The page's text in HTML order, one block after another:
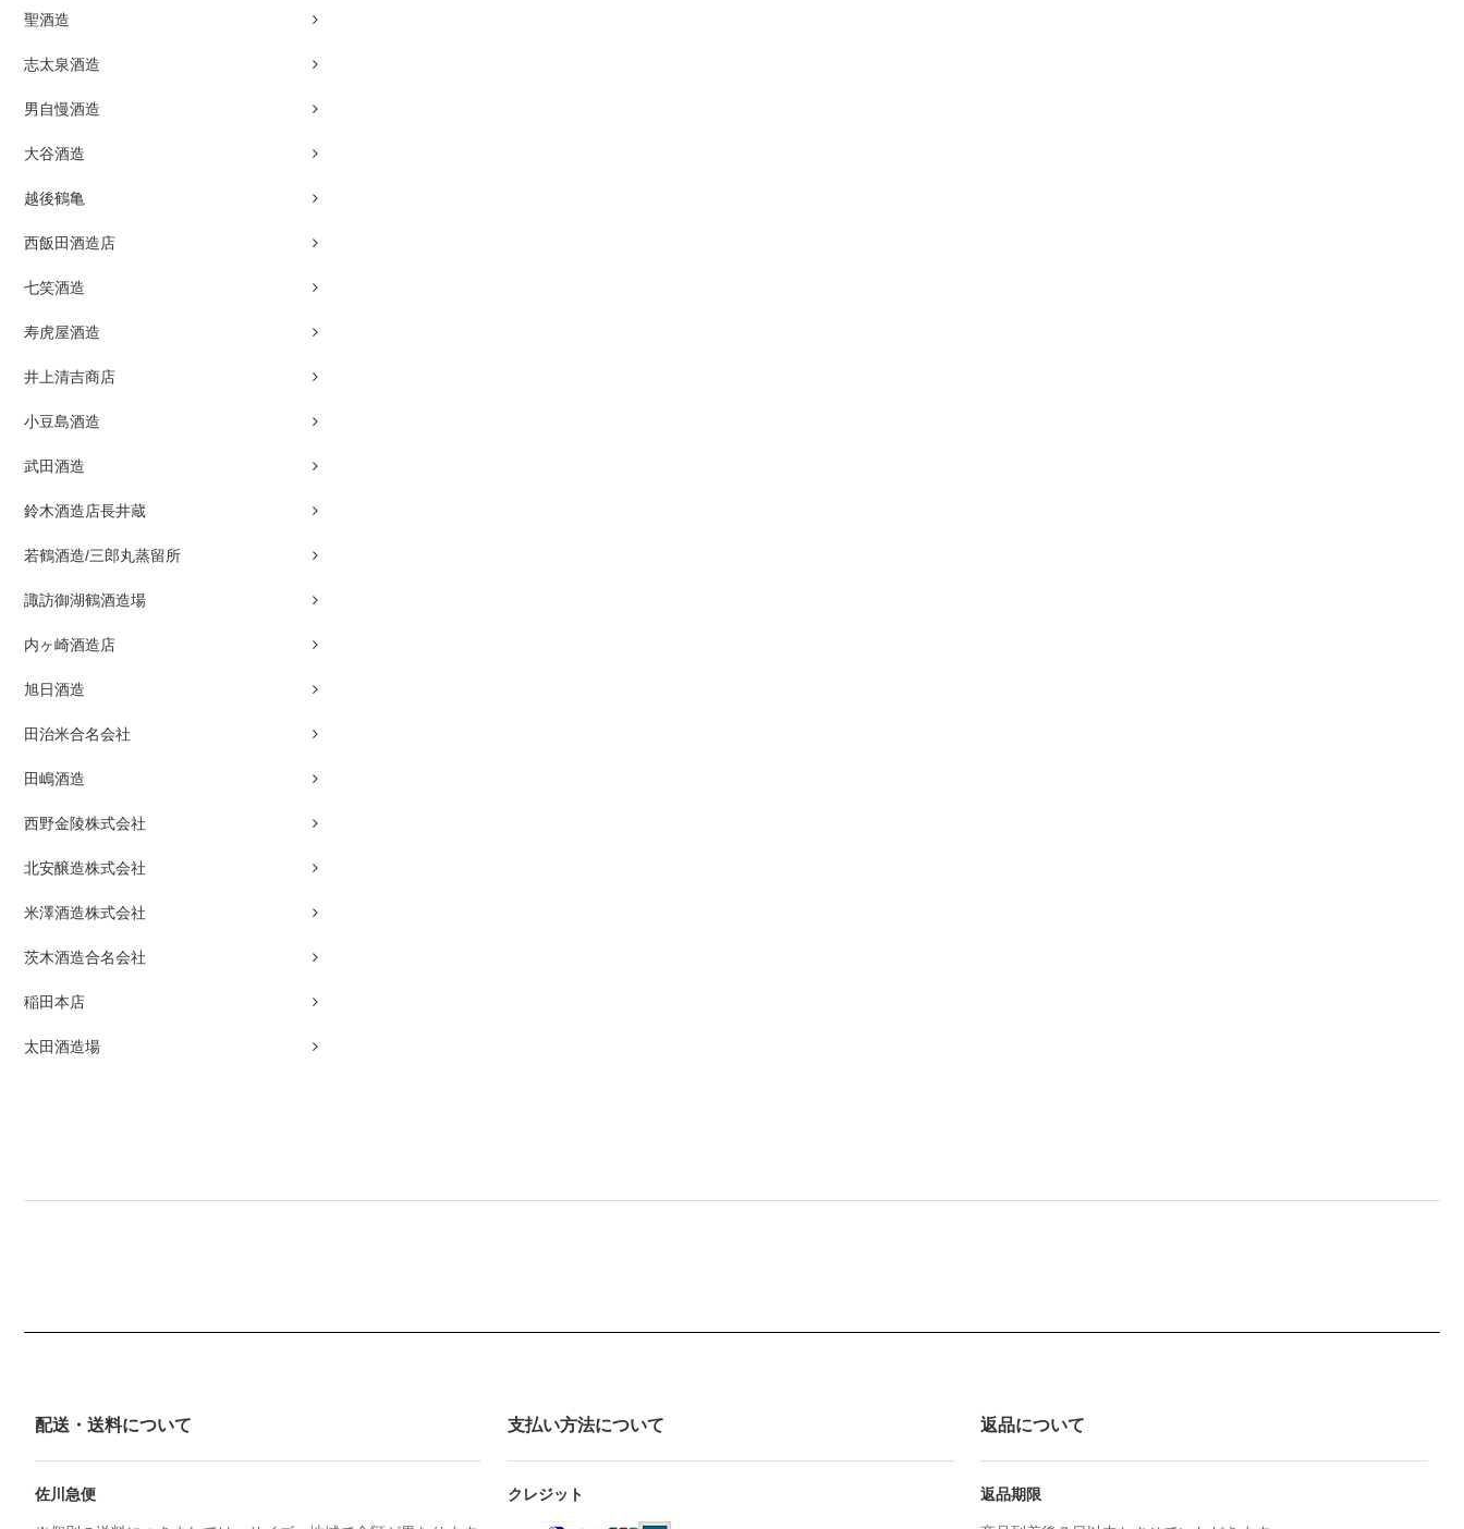
聖酒造
志太泉酒造
男自慢酒造
大谷酒造
越後鶴亀
西飯田酒造店
七笑酒造
寿虎屋酒造
井上清吉商店
小豆島酒造
武田酒造
鈴木酒造店長井蔵
若鶴酒造/三郎丸蒸留所
諏訪御湖鶴酒造場
内ヶ崎酒造店
旭日酒造
田治米合名会社
田嶋酒造
西野金陵株式会社
北安醸造株式会社
米澤酒造株式会社
茨木酒造合名会社
稲田本店
太田酒造場
配送・送料について
佐川急便
支払い方法について
クレジット
返品について
返品期限